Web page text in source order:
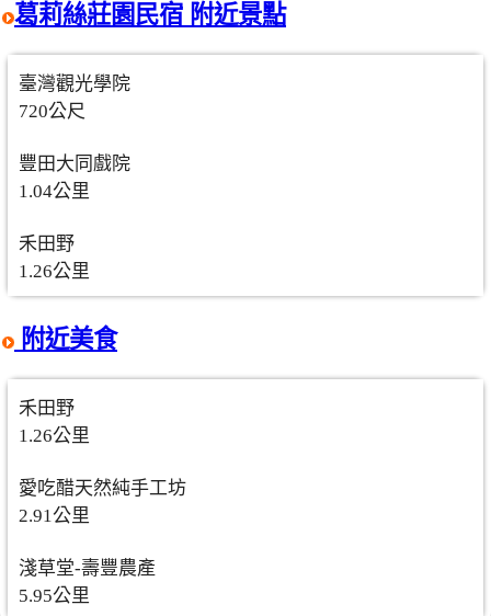
葛莉絲莊園民宿 附近景點
臺灣觀光學院
720公尺
豐田大同戲院
1.04公里
禾田野
1.26公里
附近美食
禾田野
1.26公里
愛吃醋天然純手工坊
2.91公里
淺草堂-壽豐農產
5.95公里